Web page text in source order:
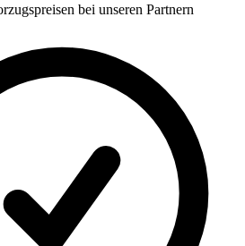
bei unseren Partnern